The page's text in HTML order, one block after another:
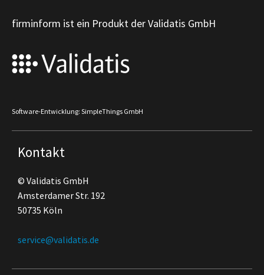
firminform ist ein Produkt der Validatis GmbH
Software-Entwicklung: SimpleThings GmbH
Kontakt
© Validatis GmbH
Amsterdamer Str. 192
50735 Köln
service@validatis.de